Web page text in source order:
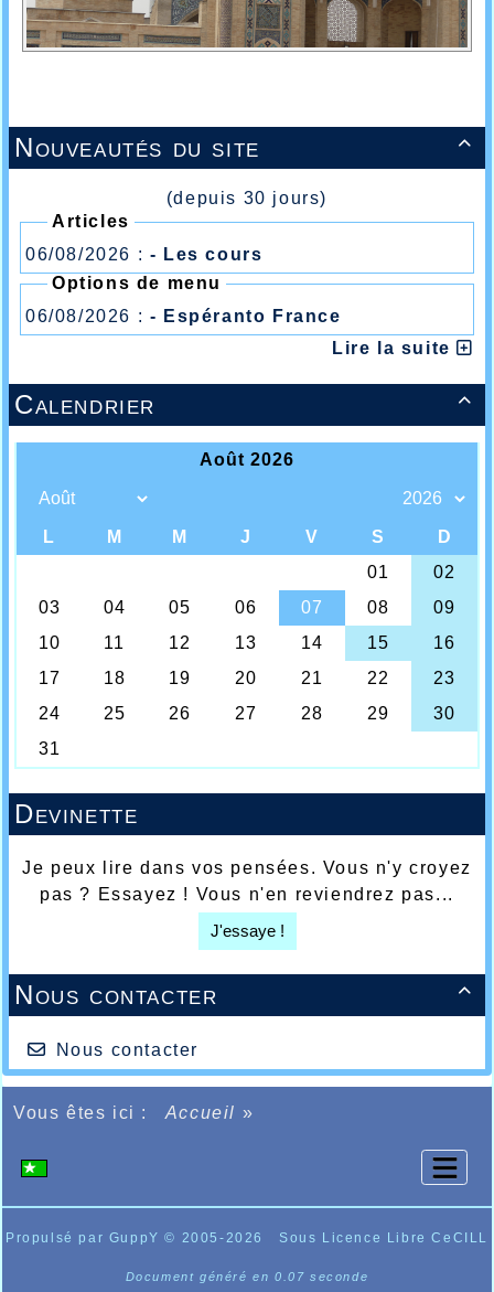

Nouveautés du site
(depuis 30 jours)
Articles
06/08/2026 : - Les cours
Options de menu
06/08/2026 : - Espéranto France
Lire la suite

Calendrier
Devinette
Je peux lire dans vos pensées. Vous n'y croyez
pas ? Essayez ! Vous n'en reviendrez pas...
J'essaye !

Nous contacter
Nous contacter
Vous êtes ici : Accueil »
Propulsé par GuppY© 2005-2026 Sous Licence Libre CeCILL
Document généré en 0.07 seconde